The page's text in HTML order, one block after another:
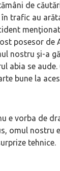
de
trafic au
posesor de
nostru şi-a
abia se
bune la
e vorba de
omul nostru
tehnice.